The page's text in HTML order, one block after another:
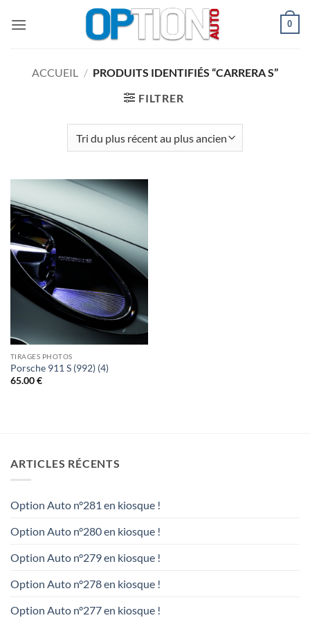
0
ACCUEIL / PRODUITS IDENTIFIÉS “CARRERA S”
FILTRER
TIRAGES PHOTOS
Porsche 911 S (992) (4)
65.00€
ARTICLES RÉCENTS
Option Auto n°281 en kiosque !
Option Auto n°280 en kiosque !
Option Auto n°279 en kiosque !
Option Auto n°278 en kiosque !
Option Auto n°277 en kiosque !